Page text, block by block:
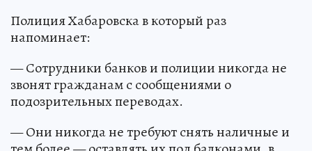
Полиция Хабаровска в который раз
напоминает:
— Сотрудники банков и полиции никогда не
звонят гражданам с сообщениями о
подозрительных переводах.
— Они никогда не требуют снять наличные и